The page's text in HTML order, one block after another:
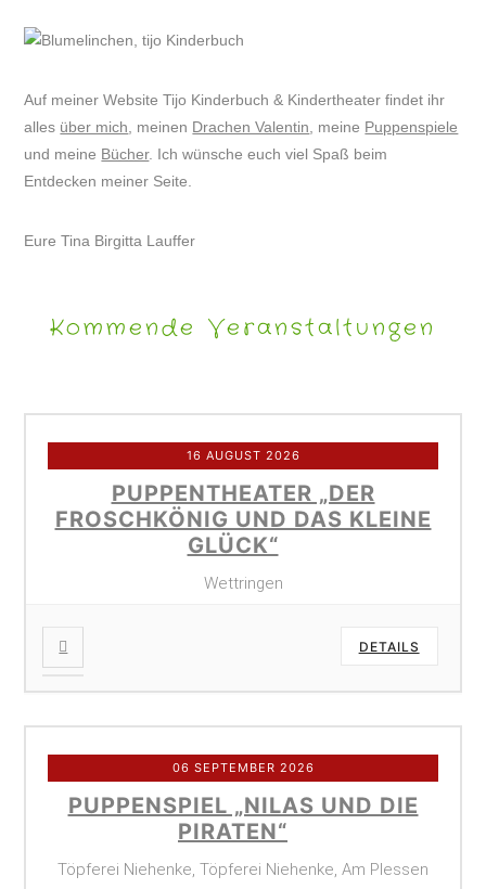
Auf meiner Website Tijo Kinderbuch & Kindertheater findet ihr
alles über mich , meinen Drachen Valentin , meine Puppenspiele
und meine Bücher. Ich wünsche euch viel Spaß beim
Entdecken meiner Seite.
Eure Tina Birgitta Lauffer
Kommende Veranstaltungen
16 AUGUST 2026
PUPPENTHEATER „DER
FROSCHKÖNIG UND DAS KLEINE
GLÜCK“
Wettringen
DETAILS
06 SEPTEMBER 2026
PUPPENSPIEL „NILAS UND DIE
PIRATEN“
Töpferei Niehenke, Töpferei Niehenke, Am Plessen